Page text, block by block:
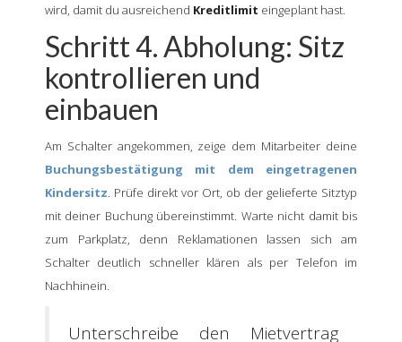
wird, damit du ausreichend Kreditlimit eingeplant hast.
Schritt 4. Abholung: Sitz
kontrollieren und
einbauen
Am Schalter angekommen, zeige dem Mitarbeiter deine
Buchungsbestätigung mit dem eingetragenen
Kindersitz. Prüfe direkt vor Ort, ob der gelieferte Sitztyp
mit deiner Buchung übereinstimmt. Warte nicht damit bis
zum Parkplatz, denn Reklamationen lassen sich am
Schalter deutlich schneller klären als per Telefon im
Nachhinein.
Unterschreibe den Mietvertrag